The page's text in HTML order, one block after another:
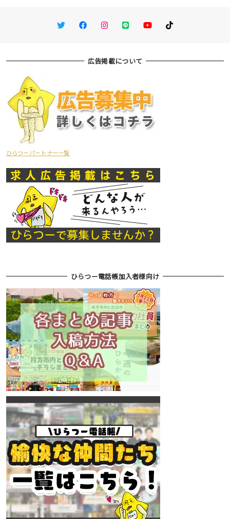
TwitterFacebookInstagram
LINE You TubeTikTok
広告掲載について
ひらつーパートナー一覧
ひらつー電話帳加入者様向け